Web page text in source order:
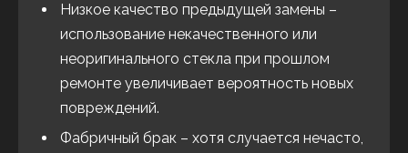
Низкое качество предыдущей замены –
использование некачественного или
неоригинального стекла при прошлом
ремонте увеличивает вероятность новых
повреждений.
Фабричный брак – хотя случается нечасто,